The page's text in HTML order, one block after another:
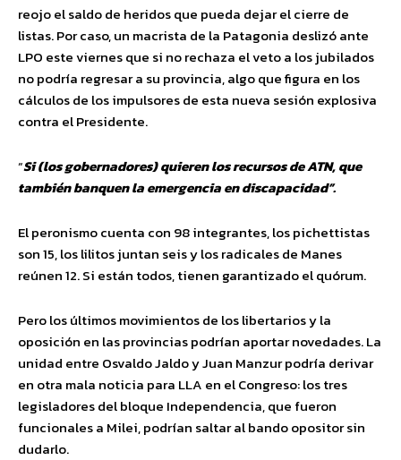
reojo el saldo de heridos que pueda dejar el cierre de
listas. Por caso, un macrista de la Patagonia deslizó ante
LPO este viernes que si no rechaza el veto a los jubilados
no podría regresar a su provincia, algo que figura en los
cálculos de los impulsores de esta nueva sesión explosiva
contra el Presidente.
“Si (los gobernadores) quieren los recursos de ATN, que
también banquen la emergencia en discapacidad”.
El peronismo cuenta con 98 integrantes, los pichettistas
son 15, los lilitos juntan seis y los radicales de Manes
reúnen 12. Si están todos, tienen garantizado el quórum.
Pero los últimos movimientos de los libertarios y la
oposición en las provincias podrían aportar novedades. La
unidad entre Osvaldo Jaldo y Juan Manzur podría derivar
en otra mala noticia para LLA en el Congreso: los tres
legisladores del bloque Independencia, que fueron
funcionales a Milei, podrían saltar al bando opositor sin
dudarlo.